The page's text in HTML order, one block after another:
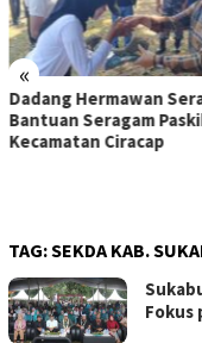
«
Dadang Hermawan
Bantuan Seragam
Kecamatan Ciracap
TAG:SEKDA KAB.
Fokus